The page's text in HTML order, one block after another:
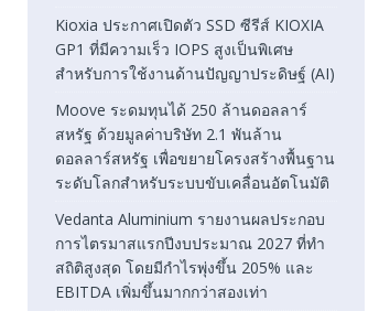
Kioxia ประกาศเปิดตัว SSD ซีรีส์ KIOXIA
GP1 ที่มีความเร็ว IOPS สูงเป็นพิเศษ
สำหรับการใช้งานด้านปัญญาประดิษฐ์ (AI)
Moove ระดมทุนได้ 250 ล้านดอลลาร์
สหรัฐ ด้วยมูลค่าบริษัท 2.1 พันล้าน
ดอลลาร์สหรัฐ เพื่อขยายโครงสร้างพื้นฐาน
ระดับโลกสำหรับระบบขับเคลื่อนอัตโนมัติ
Vedanta Aluminium รายงานผลประกอบ
การไตรมาสแรกปีงบประมาณ 2027 ที่ทำ
สถิติสูงสุด โดยมีกำไรพุ่งขึ้น 205% และ
EBITDA เพิ่มขึ้นมากกว่าสองเท่า